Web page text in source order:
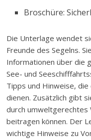
Broschüre:
Die Unterlage wendet
Freunde des Segelns.
Informationen über die
See- und
Tipps und Hinweise,
dienen. Zusätzlich gibt
durch umweltgerechtes
beitragen können. Der
wichtige Hinweise zu